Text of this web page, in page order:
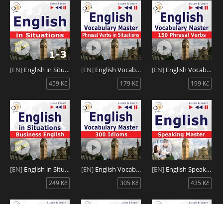
[EN] English in Situations 1-3 new edition
459 Kč
[EN]English Vocabulary Master: Phrasal Verbs in Situations
179 Kč
[EN] English Vocabulary Master: 150 Phrasal Verbs
199 Kč
[EN] English in Situations: Business English
249 Kč
[EN]English Vocabulary Master: 300 Idioms
305 Kč
[EN] English Speaking Master
435 Kč